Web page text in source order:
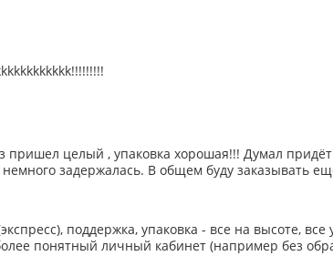
пришел целый , упаковка хорошая!!! Думал придëт
задержалась. В общем буду заказывать
поддержка, упаковка - все на высоте, все
понятный личный кабинет (например без